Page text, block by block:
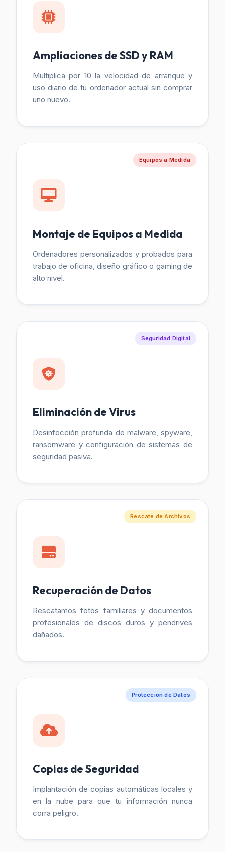
Ampliaciones de SSD y RAM
Multiplica por 10 la velocidad de arranque y
uso diario de tu ordenador actual sin comprar
uno nuevo.
Equipos a Medida
Montaje de Equipos a Medida
Ordenadores personalizados y probados para
trabajo de oficina, diseño gráfico o gaming de
alto nivel.
Seguridad Digital
Eliminación de Virus
Desinfección profunda de malware, spyware,
ransomware y configuración de sistemas de
seguridad pasiva.
Rescate de Archivos
Recuperación de Datos
Rescatamos fotos familiares y documentos
profesionales de discos duros y pendrives
dañados.
Protección de Datos
Copias de Seguridad
Implantación de copias automáticas locales y
en la nube para que tu información nunca
corra peligro.